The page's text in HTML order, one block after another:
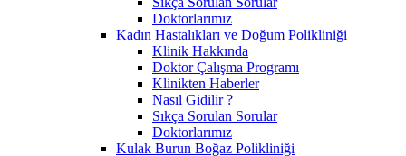
Doktorlarımız
Kadın Hastalıkları ve Doğum Polikliniği
Klinik Hakkında
Doktor Çalışma Programı
Klinikten Haberler
Nasıl Gidilir ?
Sıkça Sorulan Sorular
Doktorlarımız
Kulak Burun Boğaz Polikliniği